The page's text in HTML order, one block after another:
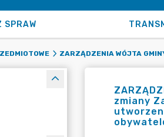
SPRAW
ZARZĄDZENIA WÓJTA
zmiany